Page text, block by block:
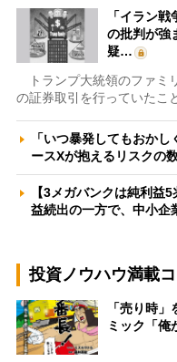
「イラン
の批判が強
疑…
トランプ大統領のファミ
の証券取引を行っていたこ
「いつ暴発してもおか
ースXが抱えるリスクの
【3メガバンクは純利益
益続出の一方で、中小
投資ノウハウ満載
「売り時
ミック「俺